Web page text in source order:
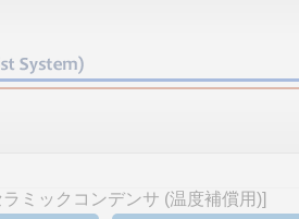
ミックコンデンサ (温度補償用)]